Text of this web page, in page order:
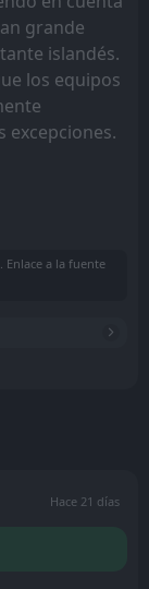
grande
islandés.
los equipos
excepciones.
Enlace a la fuente
Hace 21 días